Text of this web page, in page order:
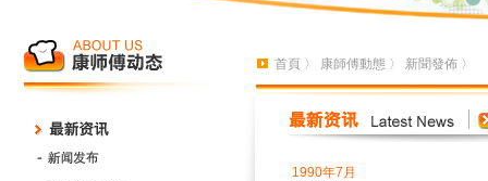
首頁 〉 康師傅動態 〉 新聞發佈 〉
1990年7月